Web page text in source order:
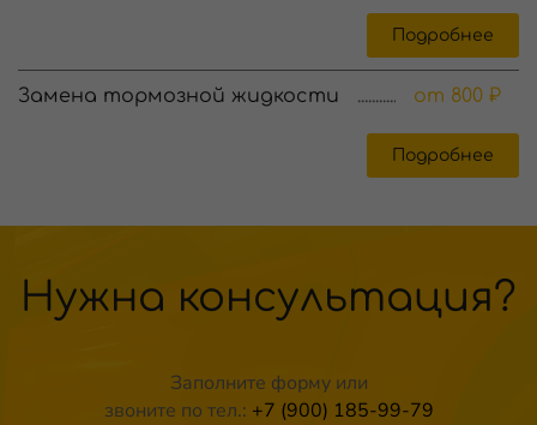
Подробнее
Замена тормозной жидкости от 800 ₽
Подробнее
Нужна консультация?
Заполните форму или
звоните по тел.: +7 (900) 185-99-79